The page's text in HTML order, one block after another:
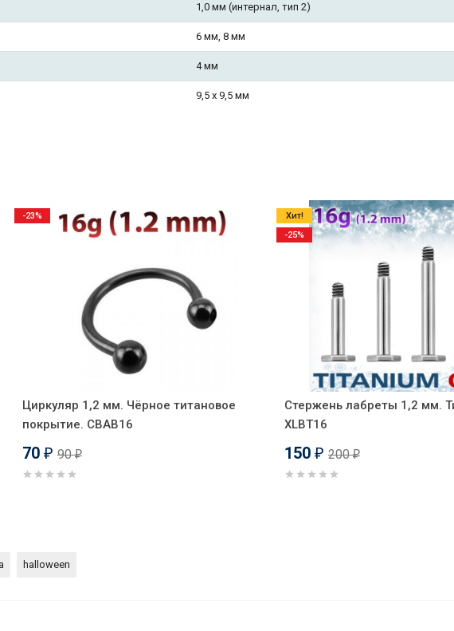
1,0 мм (интернал, тип 2)
6 мм, 8 мм
4 мм
9,5 х 9,5 мм
Циркуляр 1,2 мм. Чёрное титановое
покрытие. CBAB16
70 ₽ 90₽
-23%
Стержень лабреты 1,2 мм.
XLBT16
150 ₽ 200₽
Хит!
-25%
halloween
мм (набор). Череп с рогами. LI2294